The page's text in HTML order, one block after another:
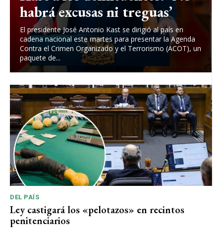
habrá excusas ni treguas’
El presidente José Antonio Kast se dirigió al país en
cadena nacional este martes para presentar la Agenda
Contra el Crimen Organizado y el Terrorismo (ACOT), un
paquete de...
DEL PAÍS
Ley castigará los «pelotazos» en recintos
penitenciarios